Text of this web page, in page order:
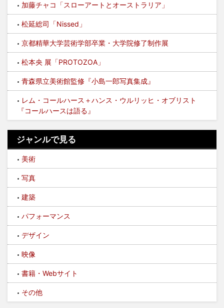
加藤チャコ「スローアートとオーストラリア」
松延総司「Nissed」
京都精華大学芸術学部卒業・大学院修了制作展
松本央 展「PROTOZOA」
青森県立美術館監修『小島一郎写真集成』
レム・コールハース＋ハンス・ウルリッヒ・オブリスト
『コールハースは語る』
ジャンルで見る
美術
写真
建築
パフォーマンス
デザイン
映像
書籍・Webサイト
その他